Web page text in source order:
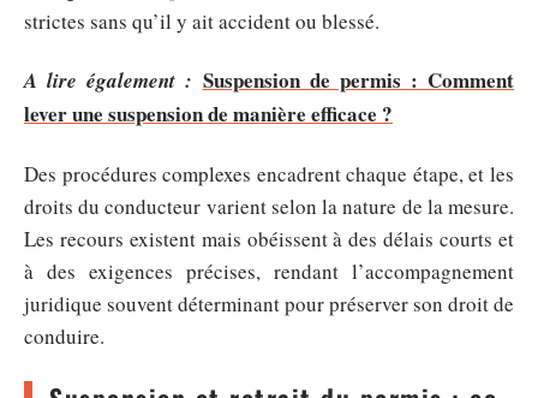
strictes sans qu’il y ait accident ou blessé.
A lire également : Suspension de permis : Comment
lever une suspension de manière efficace ?
Des procédures complexes encadrent chaque étape, et les
droits du conducteur varient selon la nature de la mesure.
Les recours existent mais obéissent à des délais courts et
à des exigences précises, rendant l’accompagnement
juridique souvent déterminant pour préserver son droit de
conduire.